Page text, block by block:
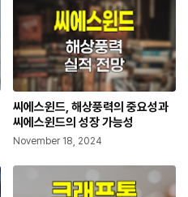
씨에스윈드, 해상풍력의 중요성과
씨에스윈드의 성장 가능성
November 18, 2024